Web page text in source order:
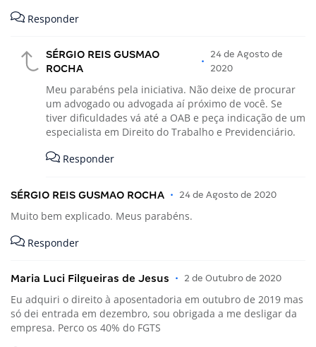
Responder
SÉRGIO REIS GUSMAO
ROCHA
•
24 de Agosto de
2020
Meu parabéns pela iniciativa. Não deixe de procurar
um advogado ou advogada aí próximo de você. Se
tiver dificuldades vá até a OAB e peça indicação de um
especialista em Direito do Trabalho e Previdenciário.
Responder
SÉRGIO REIS GUSMAO ROCHA • 24 de Agosto de 2020
Muito bem explicado. Meus parabéns.
Responder
Maria Luci Filgueiras de Jesus • 2 de Outubro de 2020
Eu adquiri o direito à aposentadoria em outubro de 2019 mas
só dei entrada em dezembro, sou obrigada a me desligar da
empresa. Perco os 40% do FGTS